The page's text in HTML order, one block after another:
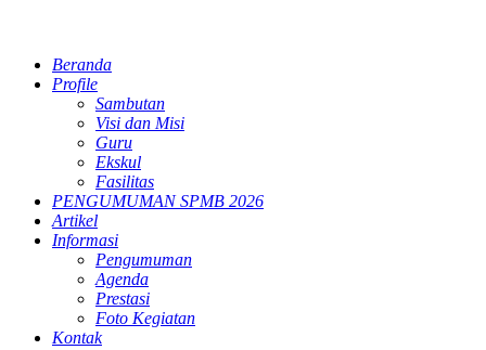
Beranda
Profile
Sambutan
Visi dan Misi
Guru
Ekskul
Fasilitas
PENGUMUMAN SPMB 2026
Artikel
Informasi
Pengumuman
Agenda
Prestasi
Foto Kegiatan
Kontak